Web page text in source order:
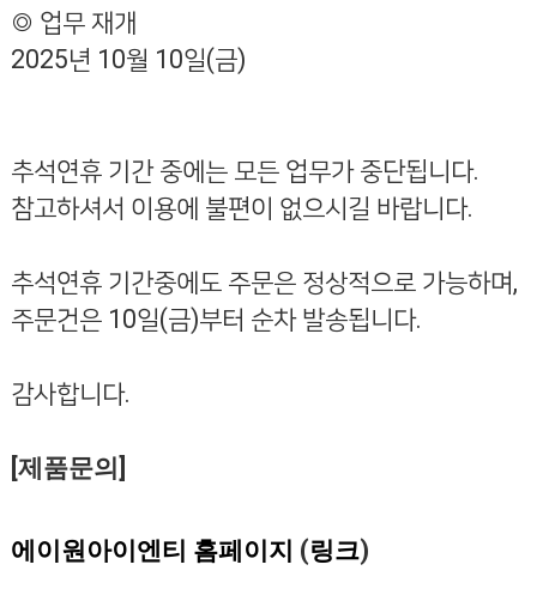
◎ 업무 재개
2025년 10월 10일(금)
추석연휴 기간 중에는 모든 업무가 중단됩니다.
참고하셔서 이용에 불편이 없으시길 바랍니다.
추석연휴 기간중에도 주문은 정상적으로 가능하며,
주문건은 10일(금)부터 순차 발송됩니다.
감사합니다.
[제품문의 ]
에이원아이엔티 홈페이지 (링크)